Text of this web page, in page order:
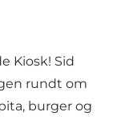
Kiosk! Sid
rundt om
burger og